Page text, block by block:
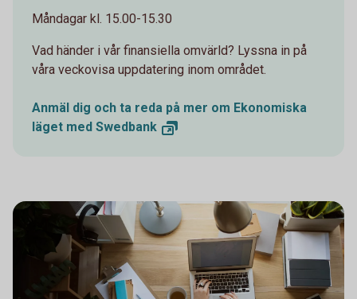
Måndagar kl. 15.00-15.30
Vad händer i vår finansiella omvärld? Lyssna in på
våra veckovisa uppdatering inom området.
Anmäl dig och ta reda på mer om Ekonomiska
läget med Swedbank